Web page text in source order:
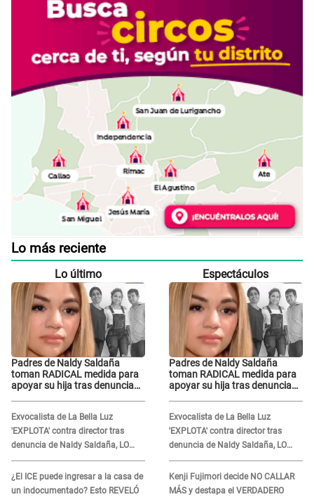
Lo más reciente
Lo último
Padres de Naldy Saldaña
toman RADICAL medida para
apoyar su hija tras denuncia
quedar así"
Exvocalista de La Bella Luz
'EXPLOTA' contra director tras
denuncia de Naldy Saldaña, LO
INSULTA y lanza GRAVE
advertencia: "Falta que rueden dos
cabezas más"
¿El ICE puede ingresar a la casa de
un indocumentado? Esto REVELÓ
Espectáculos
Padres de Naldy Saldaña
toman RADICAL medida para
apoyar su hija tras denuncia
quedar así"
Exvocalista de La Bella Luz
'EXPLOTA' contra director tras
denuncia de Naldy Saldaña, LO
INSULTA y lanza GRAVE
advertencia: "Falta que rueden dos
cabezas más"
Kenji Fujimori decide NO CALLAR
MÁS y destapa el VERDADERO